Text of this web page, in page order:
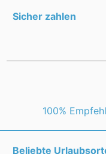
Sicher zahlen
100%
Beliebte